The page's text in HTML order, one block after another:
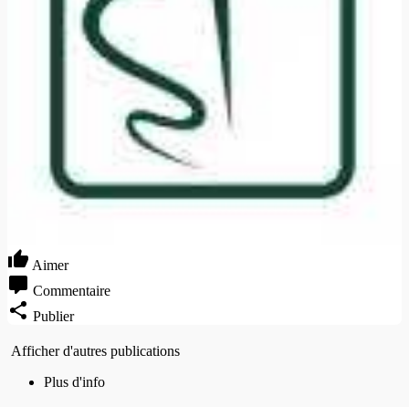
Aimer
Commentaire
Publier
Afficher d'autres publications
Plus d'info